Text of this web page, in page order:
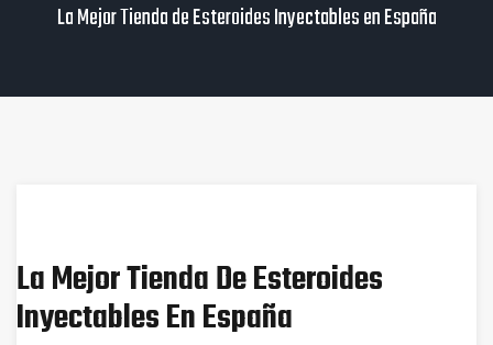
La Mejor Tienda de Esteroides Inyectables en España
La Mejor Tienda De Esteroides
Inyectables En España